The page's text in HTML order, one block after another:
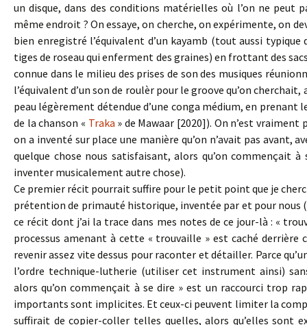
un disque, dans des conditions matérielles où l’on ne
même endroit ? On essaye, on cherche, on expérimente, on
bien enregistré l’équivalent d’un kayamb (tout aussi typique
tiges de roseau qui enferment des graines) en frottant des
connue dans le milieu des prises de son des musiques
l’équivalent d’un son de roulèr pour le groove qu’on
peau légèrement détendue d’une conga médium, en
de la chanson « Traka » de Mawaar [2020]). On n’est
on a inventé sur place une manière qu’on n’avait pas avant,
quelque chose nous satisfaisant, alors qu’on commençait
inventer musicalement autre chose).
Ce premier récit pourrait suffire pour le petit point que je
prétention de primauté historique, inventée par et pour nous
ce récit dont j’ai la trace dans mes notes de ce jour-là : «
processus amenant à cette « trouvaille » est caché
revenir assez vite dessus pour raconter et détailler. Parce
l’ordre technique-lutherie (utiliser cet instrument ainsi)
alors qu’on commençait à se dire » est un raccourci trop
importants sont implicites. Et ceux-ci peuvent limiter la
suffirait de copier-coller telles quelles, alors qu’elles sont